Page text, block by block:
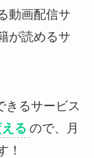
動画配信サ
が読めるサ
きるサービス
る ので、月
！